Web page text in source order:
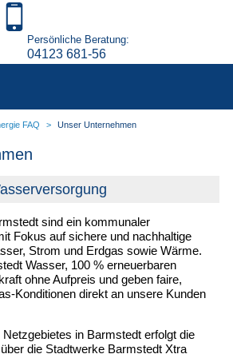
Persönliche Beratung:
04123 681-56
FAQ > Unser Unternehmen
sind ein kommunaler
Fokus auf sichere und nachhaltige
Strom und Erdgas sowie Wärme.
Wasser, 100 % erneuerbaren
ohne Aufpreis und geben faire,
Konditionen direkt an unsere Kunden
in Barmstedt erfolgt die
die Stadtwerke Barmstedt Xtra